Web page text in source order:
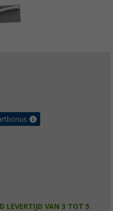
LEVERTIJD VAN 3 TOT 5